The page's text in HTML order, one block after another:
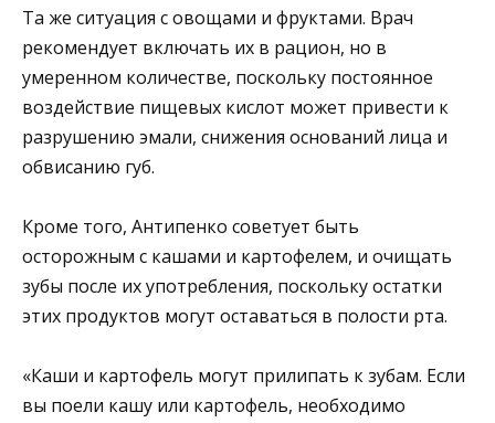
Та же ситуация с овощами и фруктами. Врач
рекомендует включать их в рацион, но в
умеренном количестве, поскольку постоянное
воздействие пищевых кислот может привести к
разрушению эмали, снижения оснований лица и
обвисанию губ.
Кроме того, Антипенко советует быть
осторожным с кашами и картофелем, и очищать
зубы после их употребления, поскольку остатки
этих продуктов могут оставаться в полости рта.
«Каши и картофель могут прилипать к зубам. Если
вы поели кашу или картофель, необходимо